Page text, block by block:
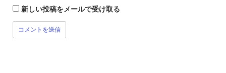
新しい投稿をメールで受け取る